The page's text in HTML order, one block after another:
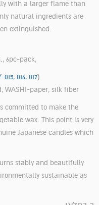
with a larger flame than
natural ingredients are
extinguished.
6pc-pack,
015, 016, 017)
WASHI-paper, silk fiber
committed to make the
wax. This point is very
Japanese candles which
stably and beautifully
sustainable as